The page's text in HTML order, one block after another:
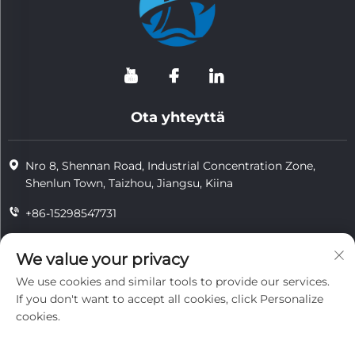
Ota yhteyttä
Nro 8, Shennan Road, Industrial Concentration Zone,
Shenlun Town, Taizhou, Jiangsu, Kiina
+86-15298547731
[email protected]
We value your privacy
We use cookies and similar tools to provide our services.
If you don't want to accept all cookies, click Personalize
cookies.